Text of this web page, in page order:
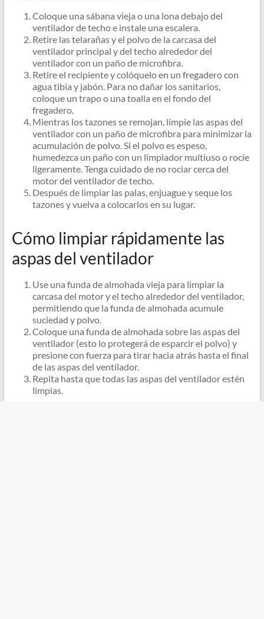
Coloque una sábana vieja o una lona debajo del
ventilador de techo e instale una escalera.
Retire las telarañas y el polvo de la carcasa del
ventilador principal y del techo alrededor del
ventilador con un paño de microfibra.
Retire el recipiente y colóquelo en un fregadero con
agua tibia y jabón. Para no dañar los sanitarios,
coloque un trapo o una toalla en el fondo del
fregadero.
Mientras los tazones se remojan, limpie las aspas del
ventilador con un paño de microfibra para minimizar la
acumulación de polvo. Si el polvo es espeso,
humedezca un paño con un limpiador multiuso o rocíe
ligeramente. Tenga cuidado de no rociar cerca del
motor del ventilador de techo.
Después de limpiar las palas, enjuague y seque los
tazones y vuelva a colocarlos en su lugar.
Cómo limpiar rápidamente las
aspas del ventilador
Use una funda de almohada vieja para limpiar la
carcasa del motor y el techo alrededor del ventilador,
permitiendo que la funda de almohada acumule
suciedad y polvo.
Coloque una funda de almohada sobre las aspas del
ventilador (esto lo protegerá de esparcir el polvo) y
presione con fuerza para tirar hacia atrás hasta el final
de las aspas del ventilador.
Repita hasta que todas las aspas del ventilador estén
limpias.